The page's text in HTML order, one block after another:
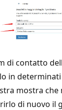
di contatto
in
mostra che
di nuovo il